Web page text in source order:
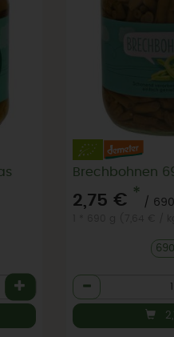
Brechbohnen
2,75 € *
/
Anzahl